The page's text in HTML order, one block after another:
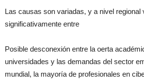
Las causas son variadas, y a nivel regional
significativamente entre
Posible desconexión entre la oerta
universidades y las demandas del sector
mundial, la mayoría de profesionales en